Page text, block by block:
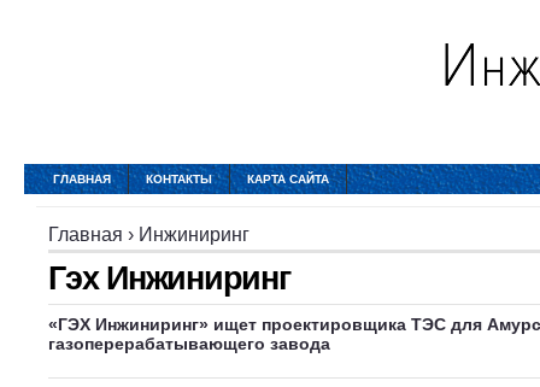
ГЛАВНАЯ КОНТАКТЫ КАРТА САЙТА
Главная › Инжиниринг
Гэх Инжиниринг
«ГЭХ Инжиниринг» ищет проектировщика ТЭС для
газоперерабатывающего завода